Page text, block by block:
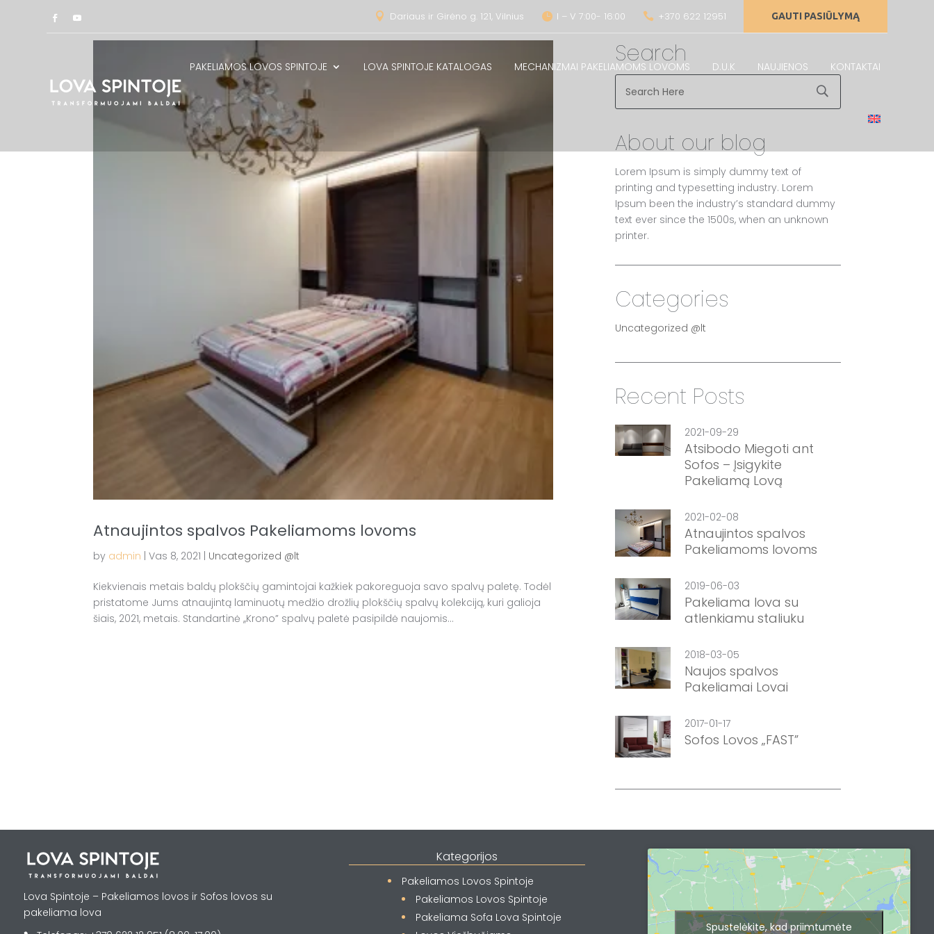
 Dariaus ir Girėno g. 121, Vilnius  I – V 7:00- 16:00  +370 622 12951 GAUTI PASIŪLYMĄ
PAKELIAMOS LOVOS SPINTOJE LOVA SPINTOJE KATALOGAS MECHANIZMAI PAKELIAMOMS LOVOMS D.U.K NAUJIENOS KONTAKTAI
Atnaujintos spalvos Pakeliamoms lovoms
by admin |Vas 8, 2021 Uncategorized @lt
Kiekvienais metais baldų plokščių gamintojai kažkiek pakoreguoja savo spalvų paletę. Todėl
pristatome Jums atnaujintą laminuotų medžio drožlių plokščių spalvų kolekciją, kuri galioja
šiais, 2021, metais. Standartinė ,,Krono” spalvų paletė pasipildė naujomis...
Search
About our blog
Lorem Ipsum is simply dummy text of
printing and typesetting industry. Lorem
Ipsum been the industry’s standard dummy
text ever since the 1500s, when an unknown
printer.
Categories
Uncategorized @lt
Recent Posts
2021-09-29
Atsibodo Miegoti ant
Sofos – Įsigykite
Pakeliamą Lovą
2021-02-08
Atnaujintos spalvos
Pakeliamoms lovoms
2019-06-03
Pakeliama lova su
atlenkiamu staliuku
2018-03-05
Naujos spalvos
Pakeliamai Lovai
2017-01-17
Sofos Lovos „FAST”
Lova Spintoje – Pakeliamos lovos ir Sofos lovos su
pakeliama lova
Kategorijos
Pakeliamos Lovos Spintoje
Pakeliamos Lovos Spintoje
Pakeliama Sofa Lova Spintoje
Spustelėkite, kad priimtumėte